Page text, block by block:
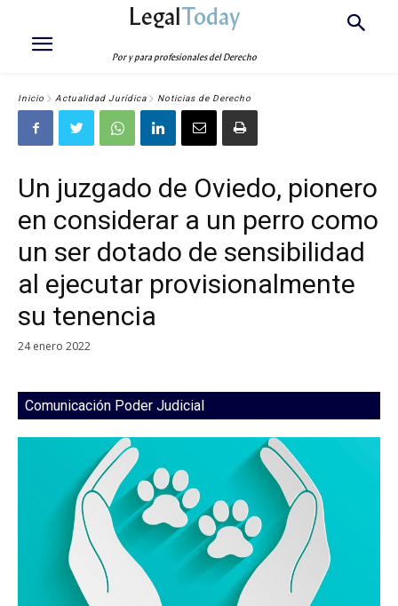
LegalToday
Por y para profesionales del Derecho
Inicio Actualidad Jurídica Noticias de Derecho
Un juzgado de Oviedo, pionero
en considerar a un perro como
un ser dotado de sensibilidad
al ejecutar provisionalmente
su tenencia
24 enero 2022
Comunicación Poder Judicial